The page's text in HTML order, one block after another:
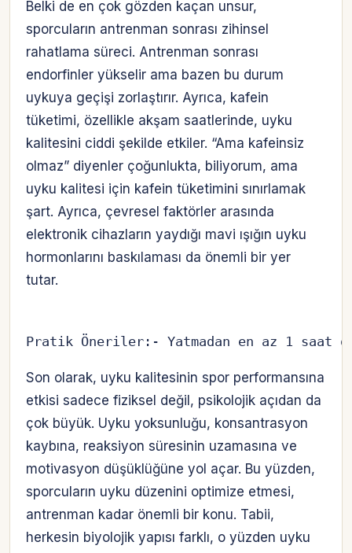
Belki de en çok gözden kaçan unsur,
sporcuların antrenman sonrası zihinsel
rahatlama süreci. Antrenman sonrası
endorfinler yükselir ama bazen bu durum
uykuya geçişi zorlaştırır. Ayrıca, kafein
tüketimi, özellikle akşam saatlerinde, uyku
kalitesini ciddi şekilde etkiler. “Ama kafeinsiz
olmaz” diyenler çoğunlukta, biliyorum, ama
uyku kalitesi için kafein tüketimini sınırlamak
şart. Ayrıca, çevresel faktörler arasında
elektronik cihazların yaydığı mavi ışığın uyku
hormonlarını baskılaması da önemli bir yer
tutar.
Pratik Öneriler:- Yatmadan en az 1 saat
Son olarak, uyku kalitesinin spor performansına
etkisi sadece fiziksel değil, psikolojik açıdan da
çok büyük. Uyku yoksunluğu, konsantrasyon
kaybına, reaksiyon süresinin uzamasına ve
motivasyon düşüklüğüne yol açar. Bu yüzden,
sporcuların uyku düzenini optimize etmesi,
antrenman kadar önemli bir konu. Tabii,
herkesin biyolojik yapısı farklı, o yüzden uyku